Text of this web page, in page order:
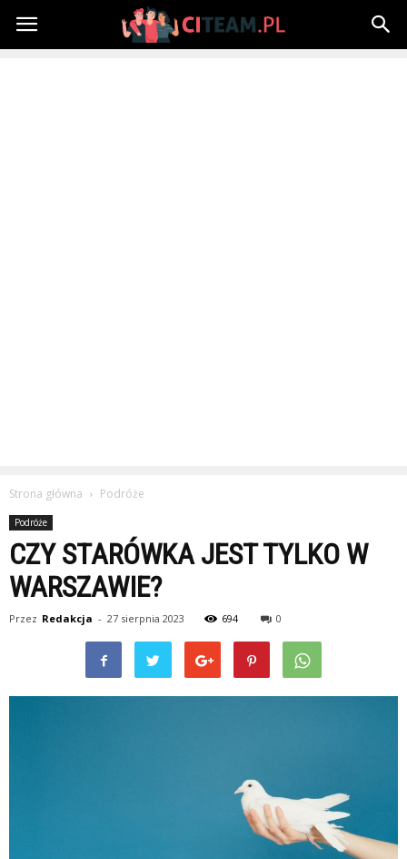
Citeam.pl
Strona główna Podróże
Podróże
CZY STARÓWKA JEST TYLKO W
WARSZAWIE?
Przez Redakcja - 27 sierpnia 2023 694 0